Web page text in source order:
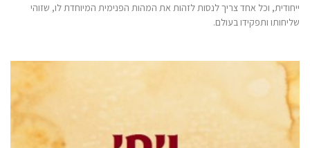
ייחודית, וכל אחד צריך לנסות לזהות את המהות הפנימית המיוחדת לו, שזוהי
שליחותו ותפקידו בעולם.